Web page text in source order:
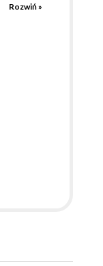
ukryty sens
moc
Zadania
będziesz
Rozwiń »